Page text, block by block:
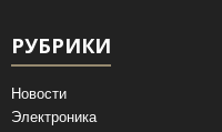
РУБРИКИ
Новости
Электроника